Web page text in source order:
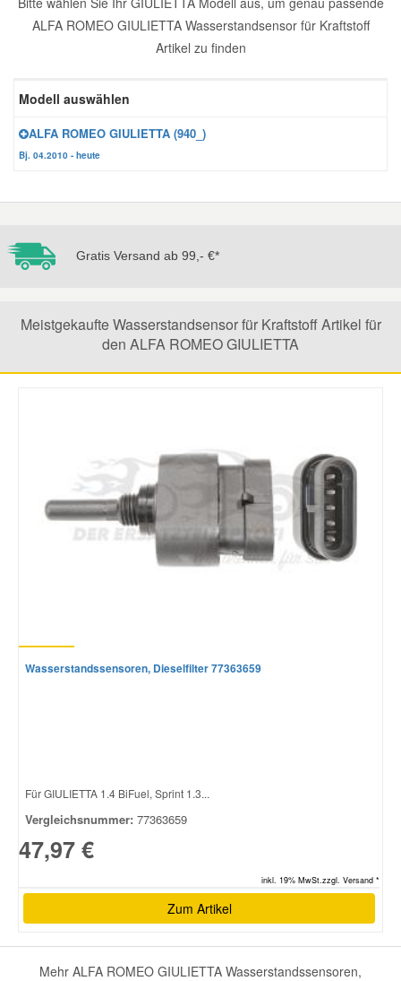
ALFA ROMEO GIULIETTA Wasserstandsensor für Kraftstoff
Artikel zu finden
Modell auswählen
ALFA ROMEO GIULIETTA (940_)
Bj. 04.2010 - heute
Gratis Versand ab 99,- €*
Meistgekaufte Wasserstandsensor für Kraftstoff Artikel für
den ALFA ROMEO GIULIETTA
Wasserstandssensoren, Dieselfilter 77363659
Für GIULIETTA 1.4 BiFuel, Sprint 1.3...
Vergleichsnummer: 77363659
47,97 €
inkl. 19% MwSt.zzgl. Versand *
Zum Artikel
Mehr ALFA ROMEO GIULIETTA Wasserstandssensoren,
Scheibenreinigung
Reparatur-Zubehör
Schlüsselgehäuse
Winter-Autozubehör
Daewoo Ersatzteile
Dodge Ersatzteile
Kia Ersatzteile
Mercedes Ersatzteile
Mini Ersatzteile
Nissan Ersatzteile
Skoda Ersatzteile
Smart Ersatzteile
Toyota Ersatzteile